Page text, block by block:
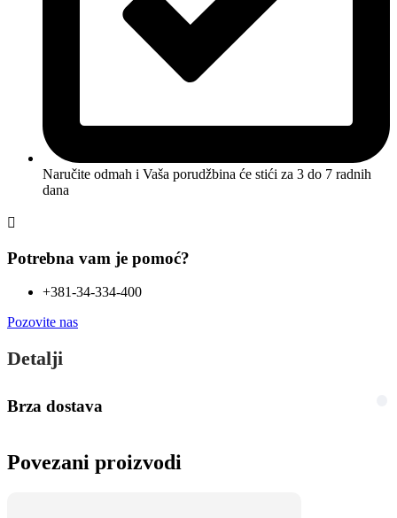
Naručite odmah i Vaša porudžbina će stići za 3 do 7 radnih
dana
Potrebna vam je pomoć?
+381-34-334-400
Pozovite nas
Detalji
Brza dostava
Povezani proizvodi